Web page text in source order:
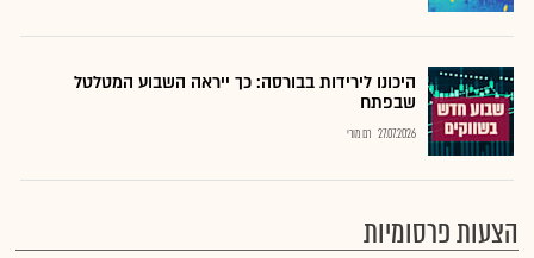
היכונו לירידות בבורסה: כך ייראה השבוע המטלטל
שבפתח
27.07.2026 רם מורי
הצעות פרסומיות